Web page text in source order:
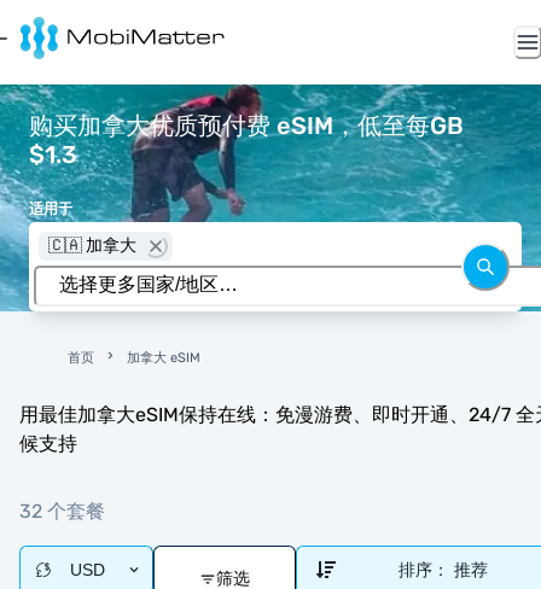
购买加拿大优质预付费 eSIM，低至每GB
$1.3
适用于
🇨🇦 加拿大
首页 加拿大 eSIM
用最佳加拿大eSIM保持在线：免漫游费、即时开通、24/7 全
候支持
32 个套餐
USD 筛选 排序： 推荐